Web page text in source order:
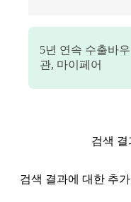
5년 연속 수출바
관, 마이페어
검색 결
검색 결과에 대한 추